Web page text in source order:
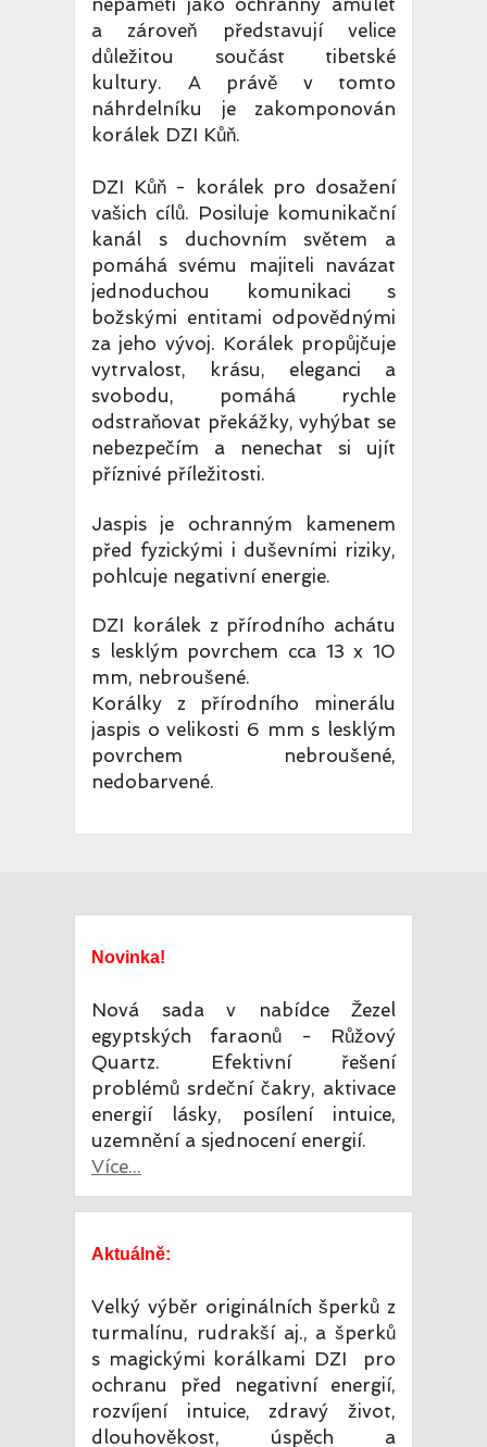
nepaměti jako ochranný amulet
a zároveň představují velice
důležitou součást tibetské
kultury. A právě v tomto
náhrdelníku je zakomponován
korálek DZI Kůň.
DZI Kůň - korálek pro dosažení
vašich cílů. Posiluje komunikační
kanál s duchovním světem a
pomáhá svému majiteli navázat
jednoduchou komunikaci s
božskými entitami odpovědnými
za jeho vývoj. Korálek propůjčuje
vytrvalost, krásu, eleganci a
svobodu, pomáhá rychle
odstraňovat překážky, vyhýbat se
nebezpečím a nenechat si ujít
příznivé příležitosti.
Jaspis je ochranným kamenem
před fyzickými i duševními riziky,
pohlcuje negativní energie.
DZI korálek z přírodního achátu
s lesklým povrchem cca 13 x 10
mm, nebroušené.
Korálky z přírodního minerálu
jaspis o velikosti 6 mm s lesklým
povrchem nebroušené,
nedobarvené.
Novinka!
Nová sada v nabídce Žezel
egyptských faraonů - Růžový
Quartz. Efektivní řešení
problémů srdeční čakry, aktivace
energií lásky, posílení intuice,
uzemnění a sjednocení energií.
Více...
Aktuálně:
Velký výběr originálních šperků z
turmalínu, rudrakší aj., a šperků
s magickými korálkami DZI pro
ochranu před negativní energií,
rozvíjení intuice, zdravý život,
dlouhověkost, úspěch a